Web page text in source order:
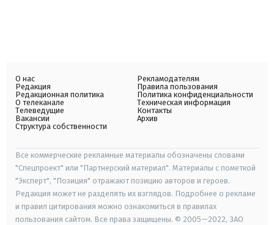
О нас
Редакция
Редакционная политика
О телеканале
Телеведущие
Вакансии
Структура собственности
Рекламодателям
Правила пользования
Политика конфиденциальности
Техническая информация
Контакты
Архив
Все коммерческие рекламные материалы обозначены словами
"Спецпроект" или "Партнерский материал". Материалы с пометкой
"Эксперт", "Позиция" отражают позицию авторов и героев.
Редакция может не разделять их взглядов. Подробнее о рекламе
и правил цитирования можно ознакомиться в правилах
пользования сайтом. Все права защищены. © 2005—2022, ЗАО